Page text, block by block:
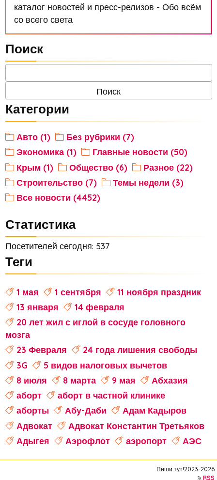
каталог новостей и пресс-релизов - Обо всём
со всего света
Поиск
Категории
Авто (1)
Без рубрики (7)
Экономика (1)
Главные новости (50)
Крым (1)
Общество (6)
Разное (22)
Строительство (7)
Темы недели (3)
Все новости (4452)
Статистика
Посетителей сегодня: 537
Теги
1 мая 1 сентября
11 ноября праздник
13 января
14 февраля
20 лет жил с иглой в сосуде головного
мозга
23 Февраля
24 года лишения свободы
3G
5 видов налоговых вычетов
8 июля
8 марта 9 мая
Абхазия
аборт
аборт в частной клинике
аборты
Абу-Даби
Адам Кадыров
Адвокат
Адвокат Константин Третьяков
Адыгея
Аэрофлот аэропорт
АЭС
Пиши тут!2023-2026
RSS